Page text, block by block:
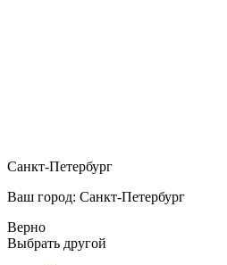
Санкт-Петербург
Ваш город: Санкт-Петербург
Верно
Выбрать другой